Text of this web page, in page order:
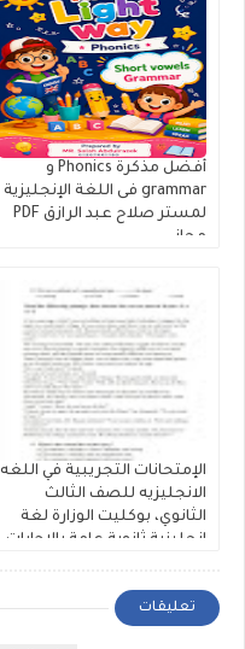
أفضل مذكرة Phonics و
grammar فى اللغة الإنجليزية
لمستر صلاح عبد الرازق PDF
مجانى
الإمتحانات التجريبية في اللغه
الانجليزيه للصف الثالث
الثانوي، بوكليت الوزارة لغة
إنجليزية ثانوية عامة بالإجابات
تعليقات